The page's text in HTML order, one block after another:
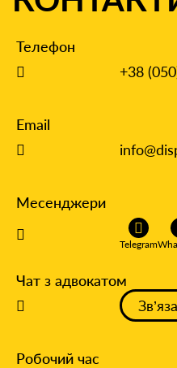
Телефон
+38
Email
Месенджери
Telegram
Чат з адвокатом
Робочий час